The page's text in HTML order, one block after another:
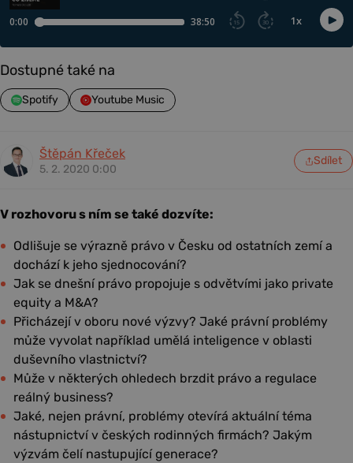
Dostupné také na
Spotify Youtube Music
Štěpán Křeček
5. 2. 2020 0:00
Sdílet
V rozhovoru s ním se také dozvíte:
Odlišuje se výrazně právo v Česku od ostatních zemí a
dochází k jeho sjednocování?
Jak se dnešní právo propojuje s odvětvími jako private
equity a M&A?
Přicházejí v oboru nové výzvy? Jaké právní problémy
může vyvolat například umělá inteligence v oblasti
duševního vlastnictví?
Může v některých ohledech brzdit právo a regulace
reálný business?
Jaké, nejen právní, problémy otevírá aktuální téma
nástupnictví v českých rodinných firmách? Jakým
výzvám čelí nastupující generace?